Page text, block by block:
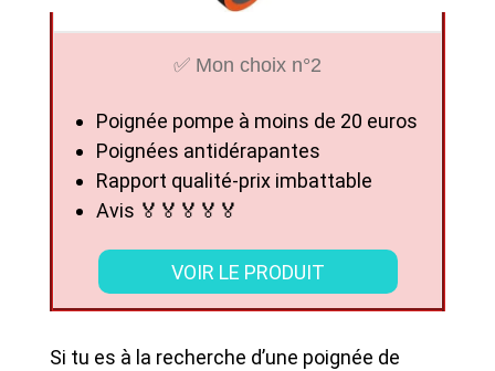
✅ Mon choix n°2
Poignée pompe à moins de 20 euros
Poignées antidérapantes
Rapport qualité-prix imbattable
Avis 🏅🏅🏅🏅🏅
VOIR LE PRODUIT
Si tu es à la recherche d’une poignée de